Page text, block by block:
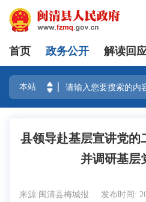
首页 政务公开 解读回
县领导赴基层宣讲党的
并调研基层
来源:闽清县梅城报 发布时间: